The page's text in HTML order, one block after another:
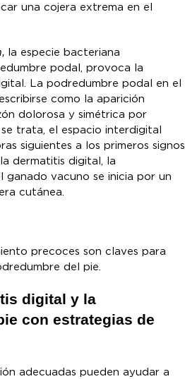
una cojera extrema en el
la especie bacteriana
podal, provoca la
La podredumbre podal en el
como la aparición
dolorosa y simétrica por
trata, el espacio interdigital
siguientes a los primeros signos
dermatitis digital, la
vacuno se inicia por un
cutánea.
precoces son claves para
del pie.
digital y la
con estrategias de
adecuadas pueden ayudar a